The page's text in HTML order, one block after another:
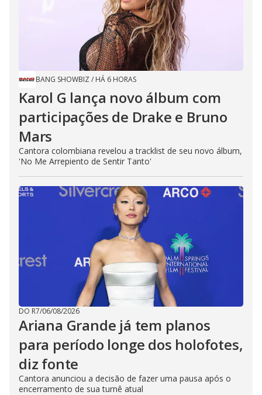
BANG SHOWBIZ / HÁ 6 HORAS
Karol G lança novo álbum com
participações de Drake e Bruno
Mars
Cantora colombiana revelou a ​tracklist de seu novo álbum,
'No Me Arrepiento de Sentir Tanto'
DO R7/06/08/2026
Ariana Grande já tem planos
para período longe dos holofotes,
diz fonte
Cantora anunciou a decisão de fazer uma pausa após o
encerramento de sua turnê atual